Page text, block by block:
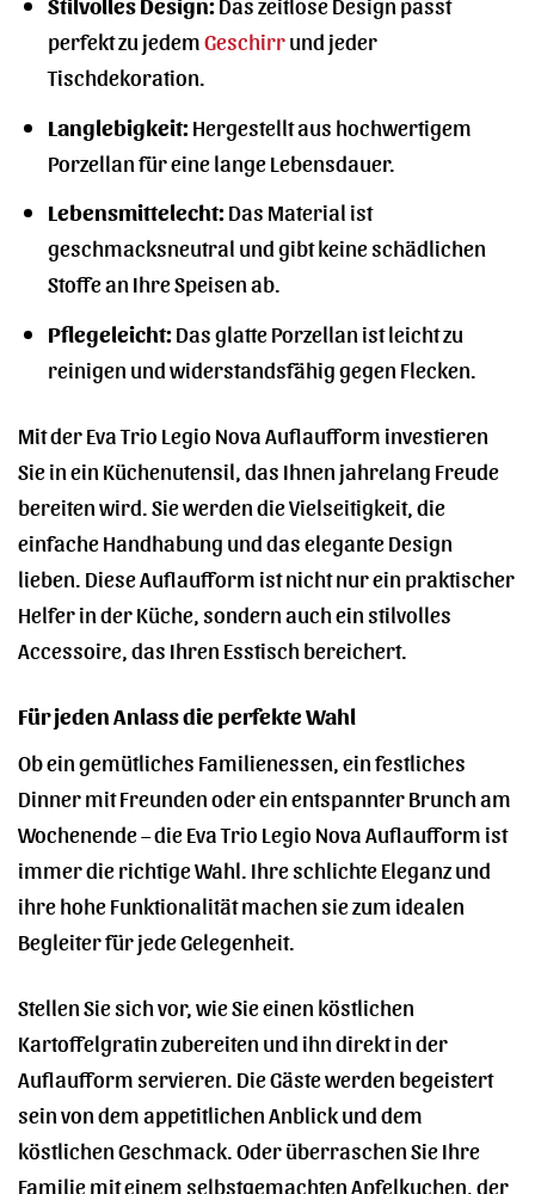
perfekt zu jedemGeschirrund jeder
Tischdekoration.
Langlebigkeit:Hergestellt aus hochwertigem
Porzellan für eine lange Lebensdauer.
Lebensmittelecht:Das Material ist
geschmacksneutral und gibt keine schädlichen
Stoffe an Ihre Speisen ab.
Pflegeleicht:Das glatte Porzellan ist leicht zu
reinigen und widerstandsfähig gegen Flecken.
Mit der Eva Trio Legio Nova Auflaufform investieren
Sie in ein Küchenutensil, das Ihnen jahrelang Freude
bereiten wird. Sie werden die Vielseitigkeit, die
einfache Handhabung und das elegante Design
lieben. Diese Auflaufform ist nicht nur ein praktischer
Helfer in der Küche, sondern auch ein stilvolles
Accessoire, das Ihren Esstisch bereichert.
Für jeden Anlass die perfekte Wahl
Ob ein gemütliches Familienessen, ein festliches
Dinner mit Freunden oder ein entspannter Brunch am
Wochenende – die Eva Trio Legio Nova Auflaufform ist
immer die richtige Wahl. Ihre schlichte Eleganz und
ihre hohe Funktionalität machen sie zum idealen
Begleiter für jede Gelegenheit.
Stellen Sie sich vor, wie Sie einen köstlichen
Kartoffelgratin zubereiten und ihn direkt in der
Auflaufform servieren. Die Gäste werden begeistert
sein von dem appetitlichen Anblick und dem
köstlichen Geschmack. Oder überraschen Sie Ihre
Familie mit einem selbstgemachten Apfelkuchen, der